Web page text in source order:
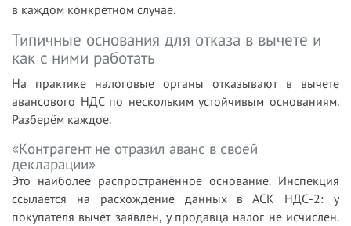
в каждом конкретном случае.
Типичные основания для отказа в вычете и
как с ними работать
На практике налоговые органы отказывают в вычете
авансового НДС по нескольким устойчивым основаниям.
Разберём каждое.
«Контрагент не отразил аванс в своей
декларации»
Это наиболее распространённое основание. Инспекция
ссылается на расхождение данных в АСК НДС-2: у
покупателя вычет заявлен, у продавца налог не исчислен.